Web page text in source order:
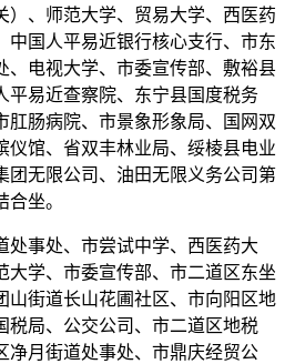
）、师范大学、贸易大学、西医药
中国人平易近银行核心支行、市东
、电视大学、市委宣传部、敷裕县
平易近查察院、东宁县国度税务
肛肠病院、市景象形象局、国网双
仪馆、省双丰林业局、绥棱县电业
团无限公司、油田无限义务公司第
坐。
事处、市尝试中学、西医药大
大学、市委宣传部、市二道区东坐
山街道长山花圃社区、市向阳区地
税局、公交公司、市二道区地税
净月街道处事处、市鼎庆经贸公